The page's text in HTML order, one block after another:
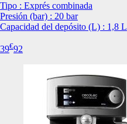
Tipo : Exprés combinada
Presión (bar) : 20 bar
Capacidad del depósito (L) : 1,8 L
39€92